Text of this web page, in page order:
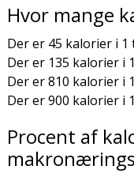
Hvor mange
Der er 45 kalorier i 1
Der er 135 kalorier i
Der er 810 kalorier i
Der er 900 kalorier i
Procent af